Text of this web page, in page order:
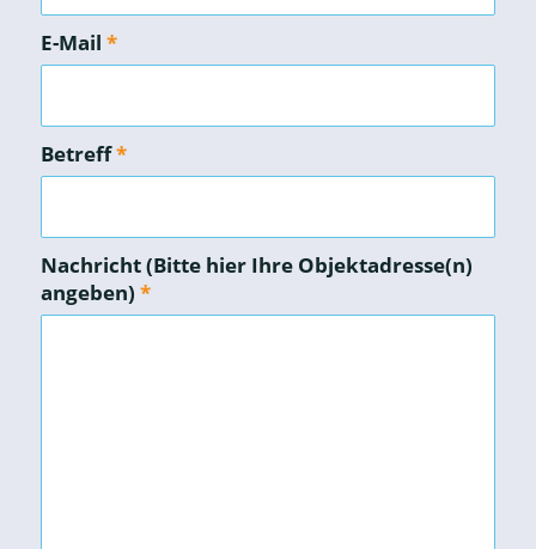
E-Mail *
Betreff*
Nachricht (Bitte hier Ihre Objektadresse(n)
angeben) *